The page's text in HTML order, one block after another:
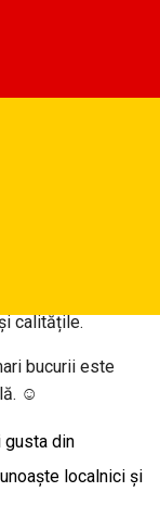
dorința de a
și rețete locale,
calitățile.
bucurii este
☺️
gusta din
localnici și